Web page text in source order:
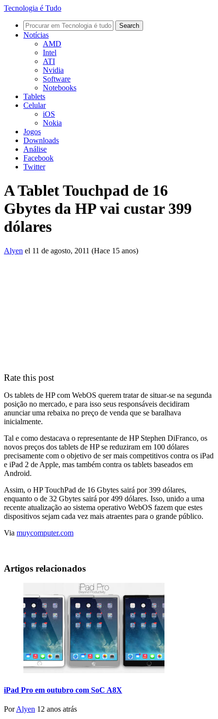
Tecnologia é Tudo
Notícias
AMD
Intel
ATI
Nvidia
Software
Notebooks
Tablets
Celular
iOS
Nokia
Jogos
Downloads
Análise
Facebook
Twitter
A Tablet Touchpad de 16
Gbytes da HP vai custar 399
dólares
Alyen el 11 de agosto, 2011 (Hace 15 anos)
Rate this post
Os tablets de HP com WebOS querem tratar de situar-se na segunda
posição no mercado, e para isso seus responsáveis decidiram
anunciar uma rebaixa no preço de venda que se baralhava
inicialmente.
Tal e como destacava o representante de HP Stephen DiFranco, os
novos preços dos tablets de HP se reduziram em 100 dólares
precisamente com o objetivo de ser mais competitivos contra os iPad
e iPad 2 de Apple, mas também contra os tablets baseados em
Android.
Assim, o HP TouchPad de 16 Gbytes sairá por 399 dólares,
enquanto o de 32 Gbytes sairá por 499 dólares. Isso, unido a uma
recente atualização ao sistema operativo WebOS fazem que estes
dispositivos sejam cada vez mais atraentes para o grande público.
Via muycomputer.com
Artigos relacionados
iPad Pro em outubro com SoC A8X
PorAlyen 12 anos atrás